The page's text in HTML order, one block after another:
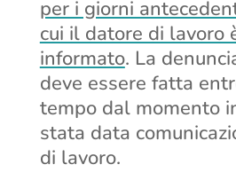
per i giorni
cui il datore di lavoro
informato. La
deve essere fatta
tempo dal momento
stata data
di lavoro.